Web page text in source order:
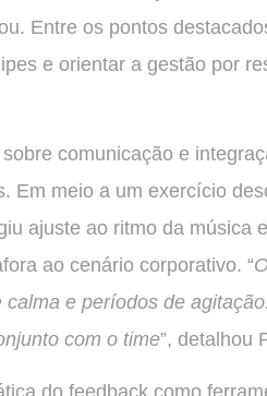
Entre os pontos
e orientar a gestão por
comunicação e
Em meio a um exercício
ajuste ao ritmo da música
ao cenário corporativo. “
e períodos de
com o time”, detalhou